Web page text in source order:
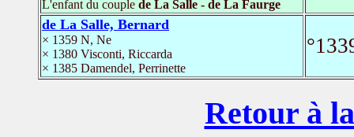
L'enfant du couple de La Salle - de La Faurge
de La Salle, Bernard
× 1359 N, Ne
× 1380 Visconti, Riccarda
× 1385 Damendel, Perrinette
Retour à